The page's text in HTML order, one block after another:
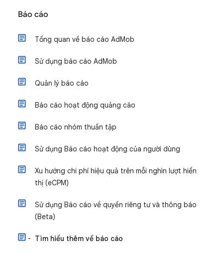
Báo cáo
Tổng quan về báo cáo AdMob
Sử dụng báo cáo AdMob
Quản lý báo cáo
Báo cáo hoạt động quảng cáo
Báo cáo nhóm thuần tập
Sử dụng Báo cáo hoạt động của người dùng
Xu hướng chi phí hiệu quả trên mỗi nghìn lượt hiển
thị (eCPM)
Sử dụng Báo cáo về quyền riêng tư và thông báo
(Beta)
Tìm hiểu thêm về báo cáo